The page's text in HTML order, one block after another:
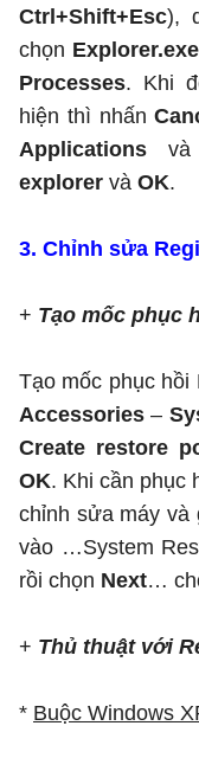
Ctrl+Shift+Esc),
chọn Explorer.exe
Processes. Khi
hiện thì nhấn
Applications và
explorer và OK.
3. Chỉnh sửa
+ Tạo mốc phục
Tạo mốc phục
Accessories –
Create restore
OK. Khi cần phục
chỉnh sửa máy và
vào …System
rồi chọn Next…
+ Thủ thuật với
* Buộc Windows